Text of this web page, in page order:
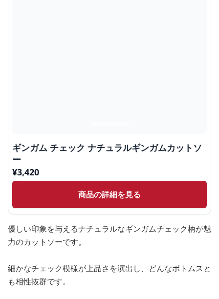
ギンガム チェック ナチュラルギンガムカットソ
ー
¥3,420
商品の詳細を見る
優しい印象を与えるナチュラルなギンガムチェック柄が魅
力のカットソーです。
細かなチェック模様が上品さを演出し、どんなボトムスと
も相性抜群です。